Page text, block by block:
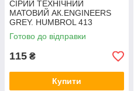
СІРИЙ ТЕХНІЧНИЙ
МАТОВИЙ АК.ENGINEERS
GREY. HUMBROL 413
Готово до відправки
115 ₴
Купити